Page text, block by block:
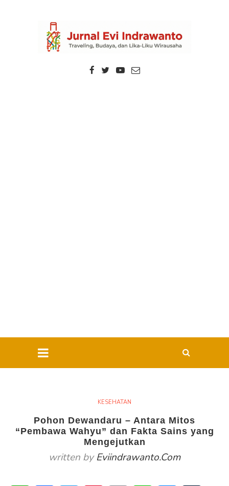
KESEHATAN
Pohon Dewandaru – Antara Mitos
“Pembawa Wahyu” dan Fakta Sains yang
Mengejutkan
written byEviindrawanto.com